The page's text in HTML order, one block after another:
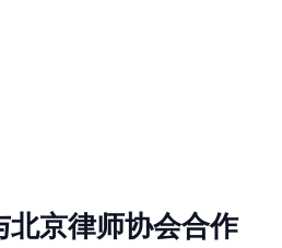
京律师协会合作